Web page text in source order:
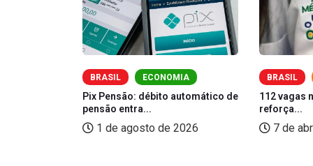
BRASIL ECONOMIA
Pix Pensão: débito automático de
pensão entra...
1 de agosto de 2026
BRASIL
112 vagas
reforça...
7 de